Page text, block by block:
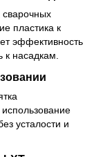
сварочных
пластика к
эффективность
к насадкам.
усталости и